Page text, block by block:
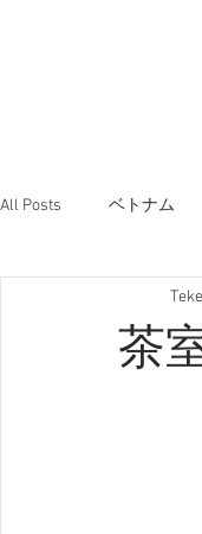
All Posts ベトナム
茶